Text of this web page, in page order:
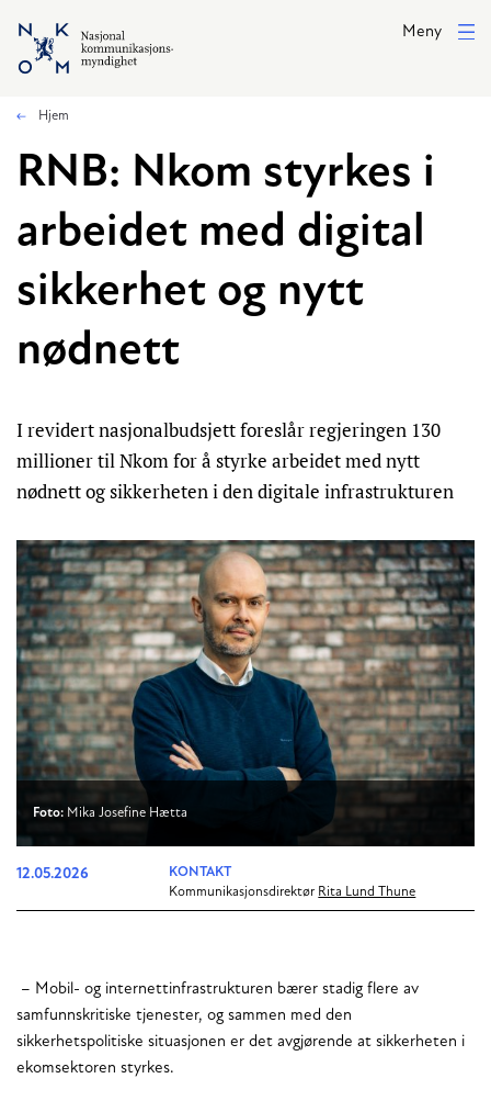
Hopp til hovedinnhold
Meny
Hjem
RNB: Nkom styrkes i
arbeidet med digital
sikkerhet og nytt
nødnett
I revidert nasjonalbudsjett foreslår regjeringen 130
millioner til Nkom for å styrke arbeidet med nytt
nødnett og sikkerheten i den digitale infrastrukturen
Foto: Mika Josefine Hætta
12.05.2026
KONTAKT
Kommunikasjonsdirektør Rita Lund Thune
– Mobil- og internettinfrastrukturen bærer stadig flere av
samfunnskritiske tjenester, og sammen med den
sikkerhetspolitiske situasjonen er det avgjørende at sikkerheten i
ekomsektoren styrkes.